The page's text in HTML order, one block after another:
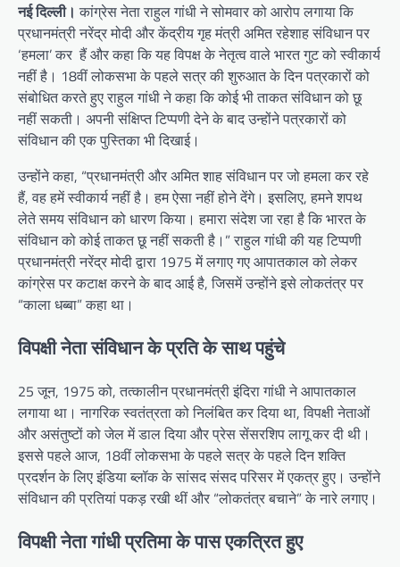
नई दिल्ली। कांग्रेस नेता राहुल गांधी ने सोमवार को आरोप लगाया कि
प्रधानमंत्री नरेंद्र मोदी और केंद्रीय गृह मंत्री अमित रहेशाह संविधान पर
‘हमला’ कर हैं और कहा कि यह विपक्ष के नेतृत्व वाले भारत गुट को स्वीकार्य
नहीं है। 18वीं लोकसभा के पहले सत्र की शुरुआत के दिन पत्रकारों को
संबोधित करते हुए राहुल गांधी ने कहा कि कोई भी ताकत संविधान को छू
नहीं सकती। अपनी संक्षिप्त टिप्पणी देने के बाद उन्होंने पत्रकारों को
संविधान की एक पुस्तिका भी दिखाई।
उन्होंने कहा, “प्रधानमंत्री और अमित शाह संविधान पर जो हमला कर रहे
हैं, वह हमें स्वीकार्य नहीं है। हम ऐसा नहीं होने देंगे। इसलिए, हमने शपथ
लेते समय संविधान को धारण किया। हमारा संदेश जा रहा है कि भारत के
संविधान को कोई ताकत छू नहीं सकती है।” राहुल गांधी की यह टिप्पणी
प्रधानमंत्री नरेंद्र मोदी द्वारा 1975 में लगाए गए आपातकाल को लेकर
कांग्रेस पर कटाक्ष करने के बाद आई है, जिसमें उन्होंने इसे लोकतंत्र पर
“काला धब्बा” कहा था।
विपक्षी नेता संविधान के प्रति के साथ पहुंचे
25 जून, 1975 को, तत्कालीन प्रधानमंत्री इंदिरा गांधी ने आपातकाल
लगाया था। नागरिक स्वतंत्रता को निलंबित कर दिया था, विपक्षी नेताओं
और असंतुष्टों को जेल में डाल दिया और प्रेस सेंसरशिप लागू कर दी थी।
इससे पहले आज, 18वीं लोकसभा के पहले सत्र के पहले दिन शक्ति
प्रदर्शन के लिए इंडिया ब्लॉक के सांसद संसद परिसर में एकत्र हुए। उन्होंने
संविधान की प्रतियां पकड़ रखी थीं और “लोकतंत्र बचाने” के नारे लगाए।
विपक्षी नेता गांधी प्रतिमा के पास एकत्रित हुए